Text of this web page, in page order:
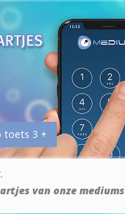
toets 3 +
van onze mediums